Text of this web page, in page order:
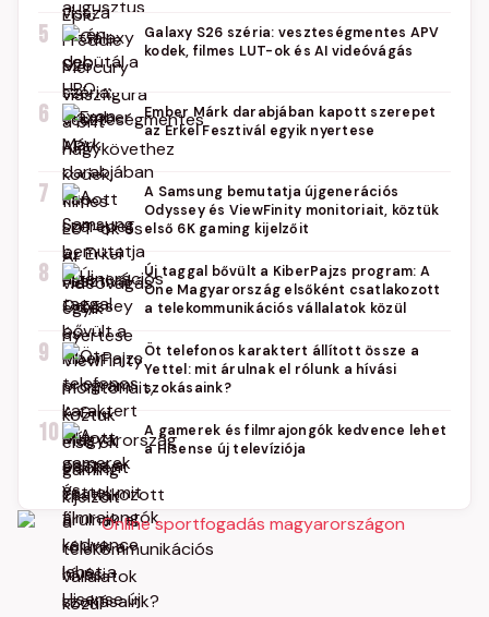
5
Galaxy S26 széria: veszteségmentes APV
kodek, filmes LUT-ok és AI videóvágás
6
Ember Márk darabjában kapott szerepet
az Erkel Fesztivál egyik nyertese
7
A Samsung bemutatja újgenerációs
Odyssey és ViewFinity monitoriait, köztük
első 6K gaming kijelzőit
8
Új taggal bővült a KiberPajzs program: A
One Magyarország elsőként csatlakozott
a telekommunikációs vállalatok közül
9
Öt telefonos karaktert állított össze a
Yettel: mit árulnak el rólunk a hívási
szokásaink?
10
A gamerek és filmrajongók kedvence lehet
a Hisense új televíziója